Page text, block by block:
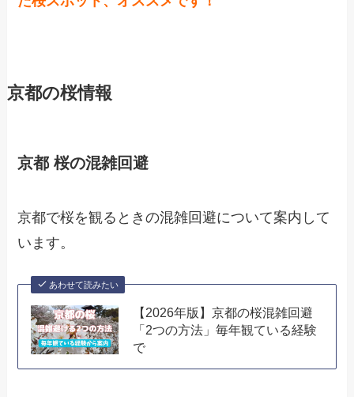
京都の桜情報
京都 桜の混雑回避
京都で桜を観るときの混雑回避について案内して
います。
あわせて読みたい
【2026年版】京都の桜混雑回避
「2つの方法」毎年観ている経験
で